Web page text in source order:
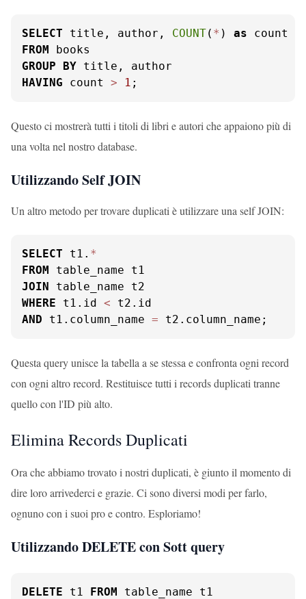
SELECT title, author, COUNT( * ) as
FROM
GROUP
BY
HAVING count > 1 ;
Questo ci mostrerà tutti i titoli di libri e autori che appaiono più di
una volta nel nostro database.
Utilizzando Self JOIN
Un altro metodo per trovare duplicati è utilizzare una self JOIN:
SELECT t1. *
FROM
JOIN
WHERE t1.id <
AND t1.column_name = t2.column_name;
Questa query unisce la tabella a se stessa e confronta ogni record
con ogni altro record. Restituisce tutti i records duplicati tranne
quello con l'ID più alto.
Elimina Records Duplicati
Ora che abbiamo trovato i nostri duplicati, è giunto il momento di
dire loro arrivederci e grazie. Ci sono diversi modi per farlo,
ognuno con i suoi pro e contro. Esploriamo!
Utilizzando DELETE con Sott query
DELETE t1 FROM